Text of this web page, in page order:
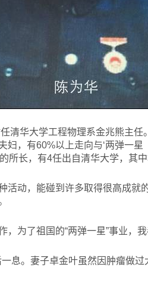
清华大学工程物理系金兆熊主任
，有60%以上走向与‘两弹一
所长，有4任出自清华大学，其
活动，能碰到许多取得很高成就
为了祖国的“两弹一星”事业，
息。妻子卓金叶虽然因肿瘤做